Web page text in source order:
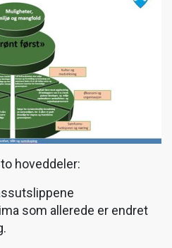
hoveddeler:
som allerede er endret